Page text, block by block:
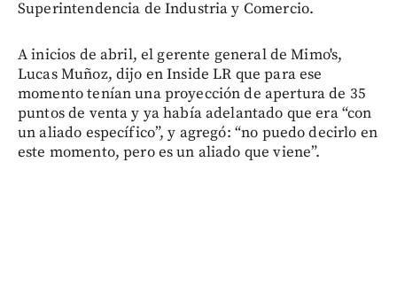
Superintendencia de Industria y Comercio.
A inicios de abril, el gerente general de Mimo's,
Lucas Muñoz, dijo en Inside LR que para ese
momento tenían una proyección de apertura de 35
puntos de venta y ya había adelantado que era “con
un aliado específico”, y agregó: “no puedo decirlo en
este momento, pero es un aliado que viene”.